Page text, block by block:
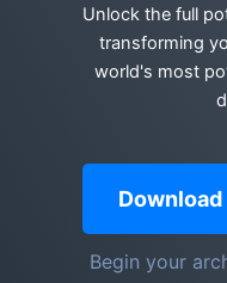
Unlock the full
transforming
world's most
Begin your